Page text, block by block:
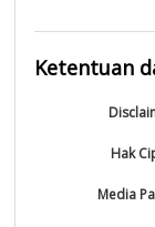
Ketentuan
Hak
Media